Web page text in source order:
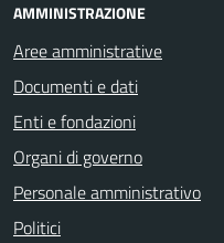
AMMINISTRAZIONE
Aree amministrative
Documenti e dati
Enti e fondazioni
Organi di governo
Personale amministrativo
Politici